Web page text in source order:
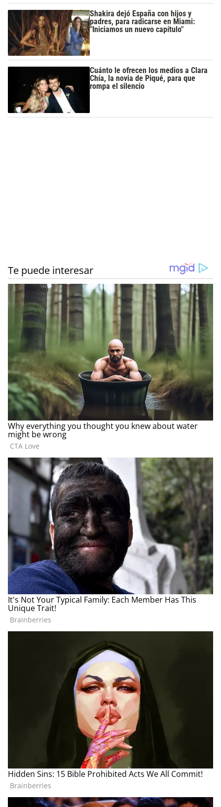
Shakira dejó España con hijos y
padres, para radicarse en Miami:
"Iniciamos un nuevo capítulo"
Cuánto le ofrecen los medios a Clara
Chía, la novia de Piqué, para que
rompa el silencio